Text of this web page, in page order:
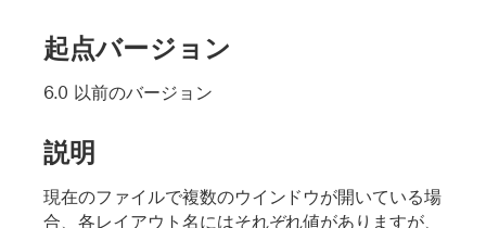
起点バージョン
6.0 以前のバージョン
説明
現在のファイルで複数のウインドウが開いている場
合、各レイアウト名にはそれぞれ値がありますが、